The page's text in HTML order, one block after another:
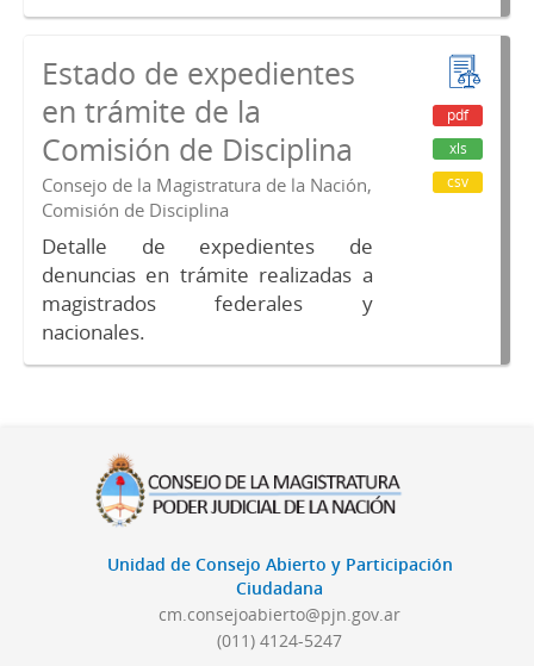
Estado de expedientes
en trámite de la
Comisión de Disciplina
Consejo de la Magistratura de la Nación,
Comisión de Disciplina
Detalle de expedientes de
denuncias en trámite realizadas a
magistrados federales y
nacionales.
pdf
xls
csv
Unidad de Consejo Abierto y Participación
Ciudadana
cm.consejoabierto@pjn.gov.ar
(011) 4124-5247